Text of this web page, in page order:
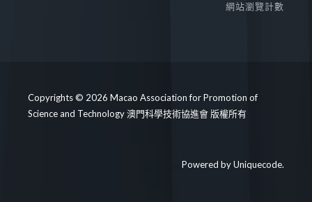
網站瀏覽計數
Copyrights © 2026 Macao Association for Promotion of
Science and Technology 澳門科學技術協進會 版權所有
Powered byUniquecode.